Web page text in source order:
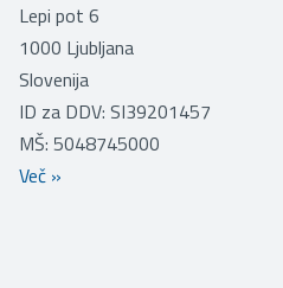
Lepi pot 6
1000 Ljubljana
Slovenija
ID za DDV: SI39201457
MŠ: 5048745000
Več »